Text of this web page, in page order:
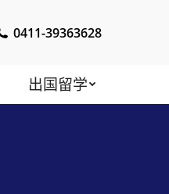
0411-39363628
出国留学